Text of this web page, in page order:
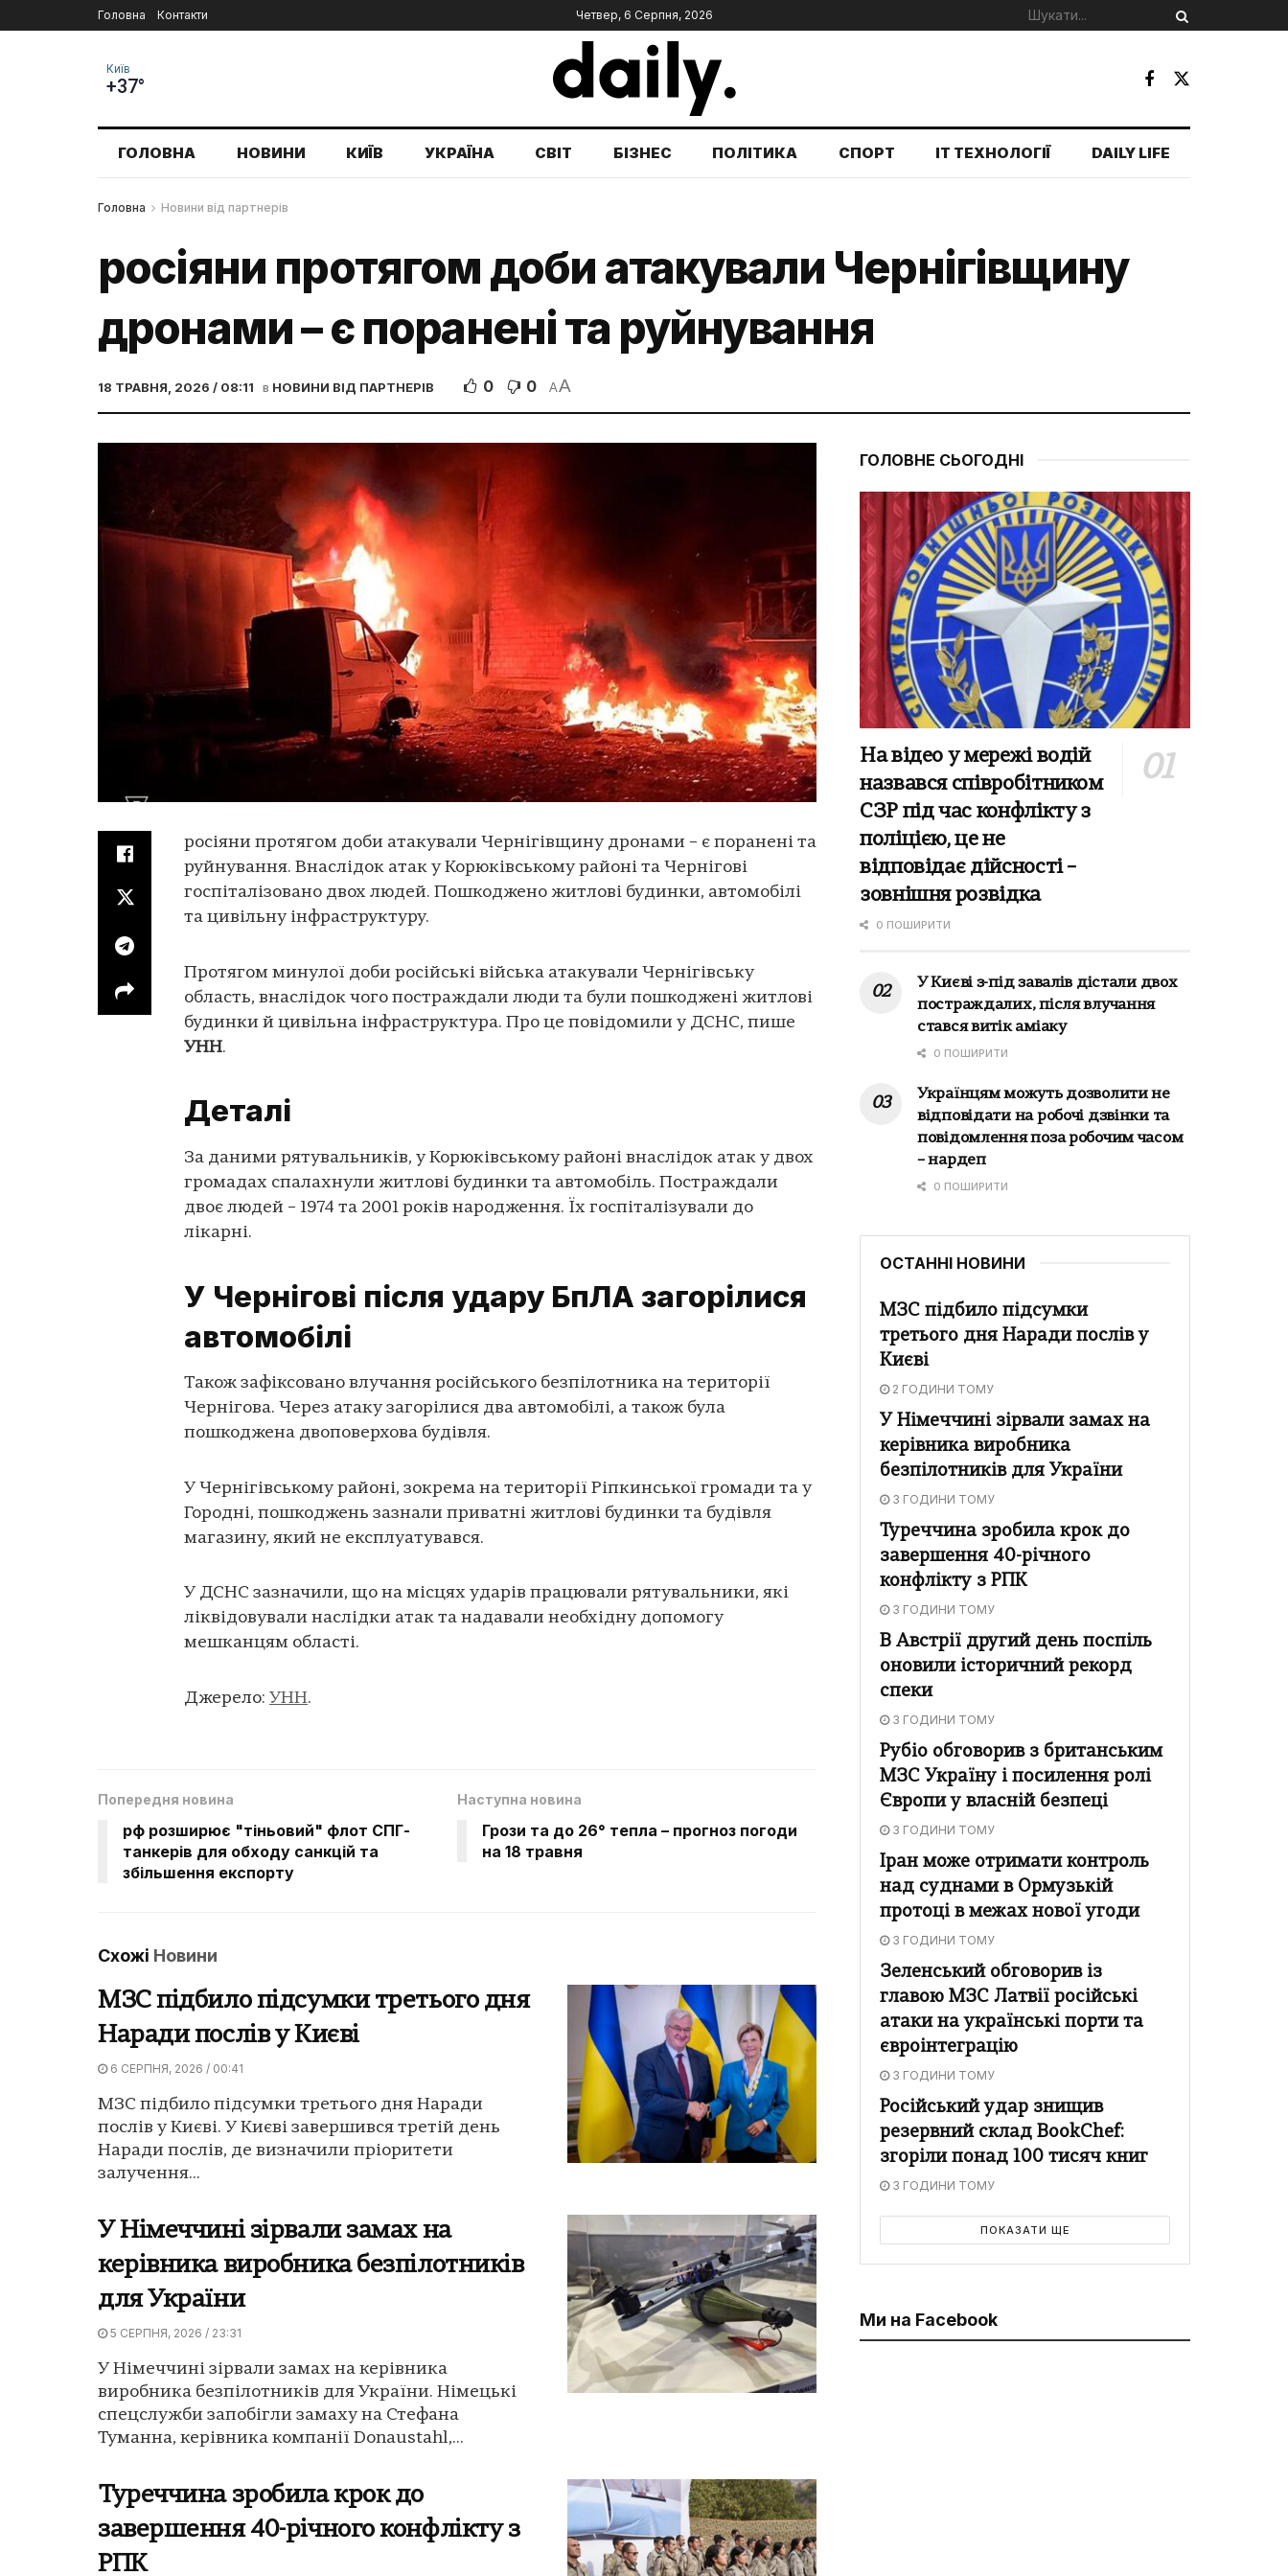
Головна Контакти Четвер, 6 Серпня, 2026
Київ
+37°
ГОЛОВНА НОВИНИ КИЇВ УКРАЇНА СВІТ БІЗНЕС ПОЛІТИКА СПОРТ IT ТЕХНОЛОГІЇ DAILY LIFE
Головна Новини від партнерів
росіяни протягом доби атакували Чернігівщину
дронами – є поранені та руйнування
18 ТРАВНЯ, 2026 / 08:11 в НОВИНИ ВІД ПАРТНЕРІВ 0 0 AA
росіяни протягом доби атакували Чернігівщину дронами – є поранені та
руйнування. Внаслідок атак у Корюківському районі та Чернігові
госпіталізовано двох людей. Пошкоджено житлові будинки, автомобілі
та цивільну інфраструктуру.
Протягом минулої доби російські війська атакували Чернігівську
область, внаслідок чого постраждали люди та були пошкоджені житлові
будинки й цивільна інфраструктура. Про це повідомили у ДСНС, пише
УНН.
Деталі
За даними рятувальників, у Корюківському районі внаслідок атак у двох
громадах спалахнули житлові будинки та автомобіль. Постраждали
двоє людей – 1974 та 2001 років народження. Їх госпіталізували до
лікарні.
У Чернігові після удару БпЛА загорілися
автомобілі
Також зафіксовано влучання російського безпілотника на території
Чернігова. Через атаку загорілися два автомобілі, а також була
пошкоджена двоповерхова будівля.
У Чернігівському районі, зокрема на території Ріпкинської громади та у
Городні, пошкоджень зазнали приватні житлові будинки та будівля
магазину, який не експлуатувався.
У ДСНС зазначили, що на місцях ударів працювали рятувальники, які
ліквідовували наслідки атак та надавали необхідну допомогу
мешканцям області.
Джерело: УНН.
Попередня новина
рф розширює "тіньовий" флот СПГ-
танкерів для обходу санкцій та
збільшення експорту
Наступна новина
Грози та до 26° тепла – прогноз погоди
на 18 травня
Схожі Новини
МЗС підбило підсумки третього дня
Наради послів у Києві
6 СЕРПНЯ, 2026 / 00:41
МЗС підбило підсумки третього дня Наради
послів у Києві. У Києві завершився третій день
Наради послів, де визначили пріоритети
залучення...
У Німеччині зірвали замах на
керівника виробника безпілотників
для України
5 СЕРПНЯ, 2026 / 23:31
У Німеччині зірвали замах на керівника
виробника безпілотників для України. Німецькі
спецслужби запобігли замаху на Стефана
Туманна, керівника компанії Donaustahl,...
Туреччина зробила крок до
завершення 40-річного конфлікту з
РПК
ГОЛОВНЕ СЬОГОДНІ
На відео у мережі водій
назвався співробітником
СЗР під час конфлікту з
поліцією, це не
відповідає дійсності –
зовнішня розвідка
0 ПОШИРИТИ
У Києві з-під завалів дістали двох
постраждалих, після влучання
стався витік аміаку
0 ПОШИРИТИ
Українцям можуть дозволити не
відповідати на робочі дзвінки та
повідомлення поза робочим часом
– нардеп
0 ПОШИРИТИ
ОСТАННІ НОВИНИ
МЗС підбило підсумки
третього дня Наради послів у
Києві
2 ГОДИНИ ТОМУ
У Німеччині зірвали замах на
керівника виробника
безпілотників для України
3 ГОДИНИ ТОМУ
Туреччина зробила крок до
завершення 40-річного
конфлікту з РПК
3 ГОДИНИ ТОМУ
В Австрії другий день поспіль
оновили історичний рекорд
спеки
3 ГОДИНИ ТОМУ
Рубіо обговорив з британським
МЗС Україну і посилення ролі
Європи у власній безпеці
3 ГОДИНИ ТОМУ
Іран може отримати контроль
над суднами в Ормузькій
протоці в межах нової угоди
3 ГОДИНИ ТОМУ
Зеленський обговорив із
главою МЗС Латвії російські
атаки на українські порти та
євроінтеграцію
3 ГОДИНИ ТОМУ
Російський удар знищив
резервний склад BookChef:
згоріли понад 100 тисяч книг
3 ГОДИНИ ТОМУ
ПОКАЗАТИ ЩЕ
Ми на Facebook